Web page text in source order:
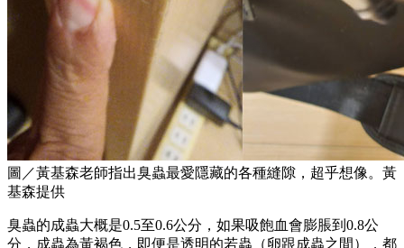
圖／黃基森老師指出臭蟲最愛隱藏的各種縫隙，超乎想像。黃
基森提供
臭蟲的成蟲大概是0.5至0.6公分，如果吸飽血會膨脹到0.8公
分，成蟲為黃褐色，即便是透明的若蟲（卵跟成蟲之間），都